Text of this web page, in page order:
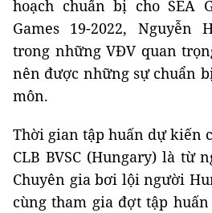
hoạch chuẩn bị cho SEA
Games 19-2022, Nguyễn
trong những VĐV quan
nên được những sự chuẩn
môn.
Thời gian tập huấn dự kiến
CLB BVSC (Hungary) là từ
Chuyên gia bơi lội người
cùng tham gia đợt tập